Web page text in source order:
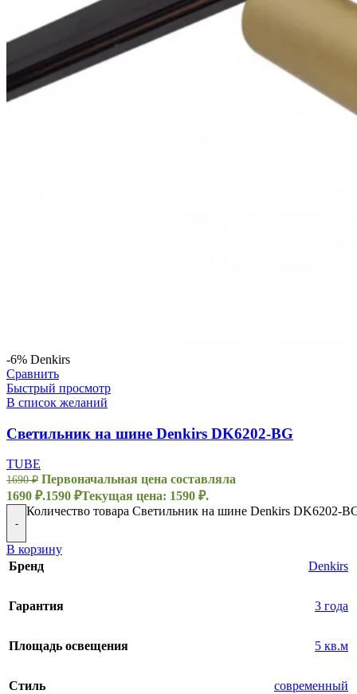
-6% Denkirs
Сравнить
Быстрый просмотр
В список желаний
Светильник на шине Denkirs DK6202-BG
TUBE
1690₽ Первоначальная цена составляла
1690 ₽.1590 ₽Текущая цена: 1590 ₽.
-
Количество товара Светильник на шине Denkirs DK6202-
В корзину
Бренд
Denkirs
Гарантия 3 года
Площадь освещения 5 кв.м
Стиль современный